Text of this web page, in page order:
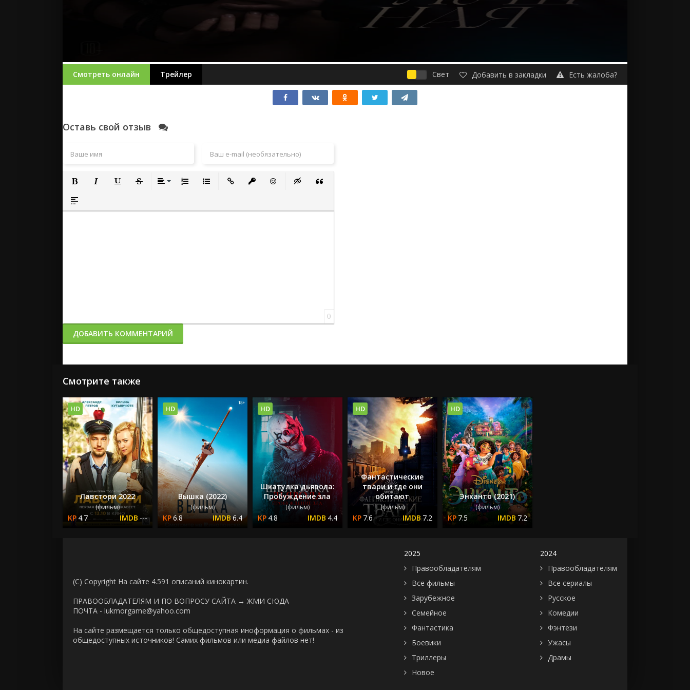
Смотреть онлайн Трейлер Свет Добавить в закладки Есть жалоба?
Оставь свой отзыв
Полужирный
Вставка спойлера
0
ДОБАВИТЬ КОММЕНТАРИЙ
Смотрите также
Лавстори 2022
(фильм)
4.7 ---
HD
Вышка (2022)
(фильм)
6.8 6.4
HD
Шкатулка дьявола:
Пробуждение зла
(фильм)
4.8 4.4
HD
Фантастические
твари и где они
обитают
(фильм)
7.6 7.2
HD
Энканто (2021)
(фильм)
7.5 7.2
HD
(C) Copyright На сайте 4.591 описаний кинокартин.
ПРАВООБЛАДАТЕЛЯМ И ПО ВОПРОСУ САЙТА → ЖМИ СЮДА
ПОЧТА - lukmorgame@yahoo.com
На сайте размещается только общедоступная иноформация о фильмах - из
общедоступных источников! Самих фильмов или медиа файлов нет!
2025
Правообладателям
Все фильмы
Зарубежное
Семейное
Фантастика
Боевики
Триллеры
Новое
2024
Правообладателям
Все сериалы
Русское
Комедии
Фэнтези
Ужасы
Драмы